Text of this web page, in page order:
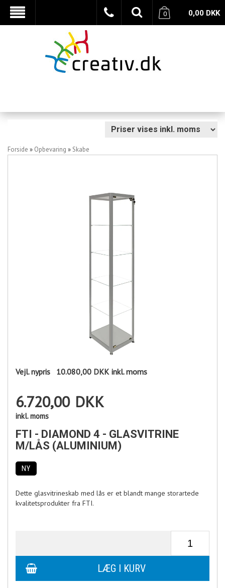
0,00 DKK
0
Forside » Opbevaring » Skabe
Vejl. nypris 10.080,00 DKK inkl. moms
6.720,00 DKK
inkl. moms
FTI - DIAMOND 4 - GLASVITRINE
M/LÅS (ALUMINIUM)
NY
Dette glasvitrineskab med lås er et blandt mange storartede
kvalitetsprodukter fra FTI.